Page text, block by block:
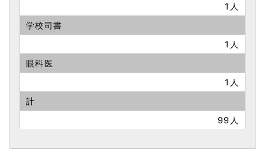
1人
学校司書
1人
眼科医
1人
計
99人